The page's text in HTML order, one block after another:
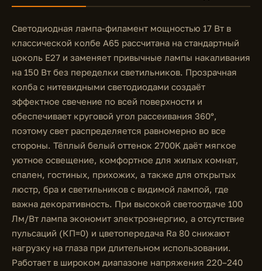
Светодиодная лампа-филамент мощностью 17 Вт в
классической колбе A65 рассчитана на стандартный
цоколь E27 и заменяет привычные лампы накаливания
на 150 Вт без переделки светильников. Прозрачная
колба с нитевидными светодиодами создаёт
эффектное свечение по всей поверхности и
обеспечивает круговой угол рассеивания 360°,
поэтому свет распределяется равномерно во все
стороны. Тёплый белый оттенок 2700K даёт мягкое
уютное освещение, комфортное для жилых комнат,
спален, гостиных, прихожих, а также для открытых
люстр, бра и светильников с видимой лампой, где
важна декоративность. При высокой светоотдаче 100
Лм/Вт лампа экономит электроэнергию, а отсутствие
пульсаций (КП=0) и цветопередача Ra 80 снижают
нагрузку на глаза при длительном использовании.
Работает в широком диапазоне напряжения 220–240